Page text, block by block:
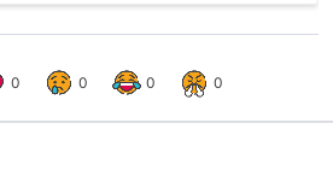
0 0 0 0